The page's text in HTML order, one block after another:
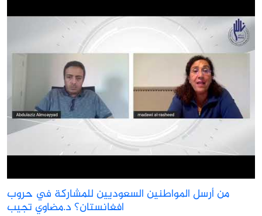
من أرسل المواطنين السعوديين للمشاركة في حروب
افغانستان؟ د.مضاوي تجيب